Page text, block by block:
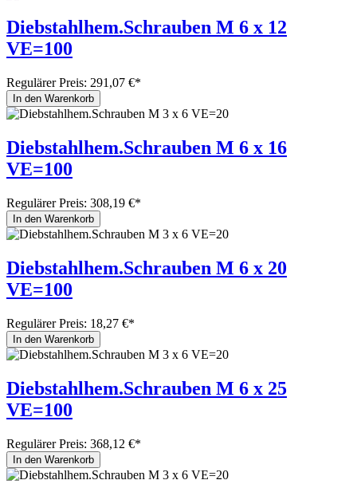
Diebstahlhem.Schrauben M 6 x 12
VE=100
Regulärer Preis: 291,07 €*
In den Warenkorb
Diebstahlhem.Schrauben M 6 x 16
VE=100
Regulärer Preis: 308,19 €*
In den Warenkorb
Diebstahlhem.Schrauben M 6 x 20
VE=100
Regulärer Preis: 18,27 €*
In den Warenkorb
Diebstahlhem.Schrauben M 6 x 25
VE=100
Regulärer Preis: 368,12 €*
In den Warenkorb